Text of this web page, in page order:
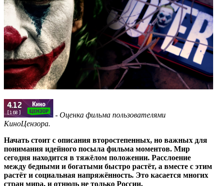
- Оценка фильма пользователями
КиноЦензора.
Начать стоит с описания второстепенных, но важных для
понимания идейного посыла фильма моментов. Мир
сегодня находится в тяжёлом положении. Расслоение
между бедными и богатыми быстро растёт, а вместе с этим
растёт и социальная напряжённость. Это касается многих
стран мира, и отнюдь не только России.